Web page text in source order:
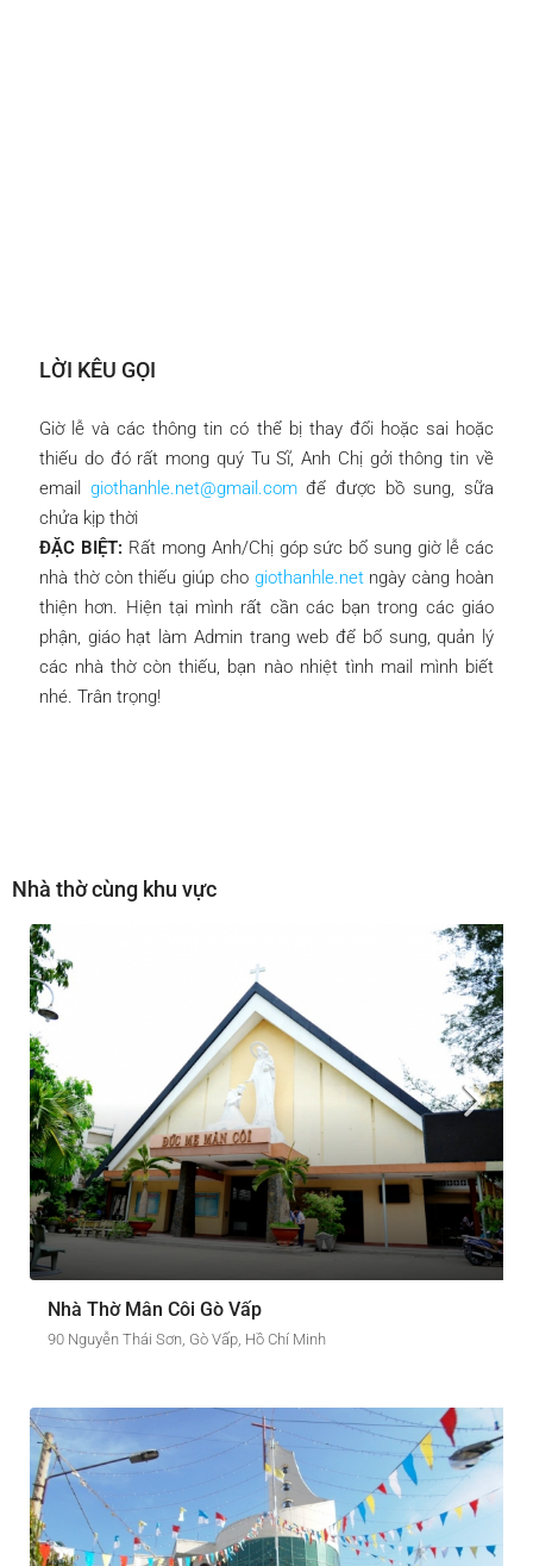
LỜI KÊU GỌI
Giờ lễ và các thông tin có thể bị thay đổi hoặc sai hoặc
thiếu do đó rất mong quý Tu Sĩ, Anh Chị gởi thông tin về
email giothanhle.net@gmail.comđể được bồ sung, sữa
chửa kịp thời
ĐẶC BIỆT: Rất mong Anh/Chị góp sức bổ sung giờ lễ các
nhà thờ còn thiếu giúp cho giothanhle.netngày càng hoàn
thiện hơn. Hiện tại mình rất cần các bạn trong các giáo
phận, giáo hạt làm Admin trang web để bổ sung, quản lý
các nhà thờ còn thiếu, bạn nào nhiệt tình mail mình biết
nhé. Trân trọng!
Nhà thờ cùng khu vực
Nhà Thờ Mân Côi Gò Vấp
90 Nguyễn Thái Sơn, Gò Vấp, Hồ Chí Minh